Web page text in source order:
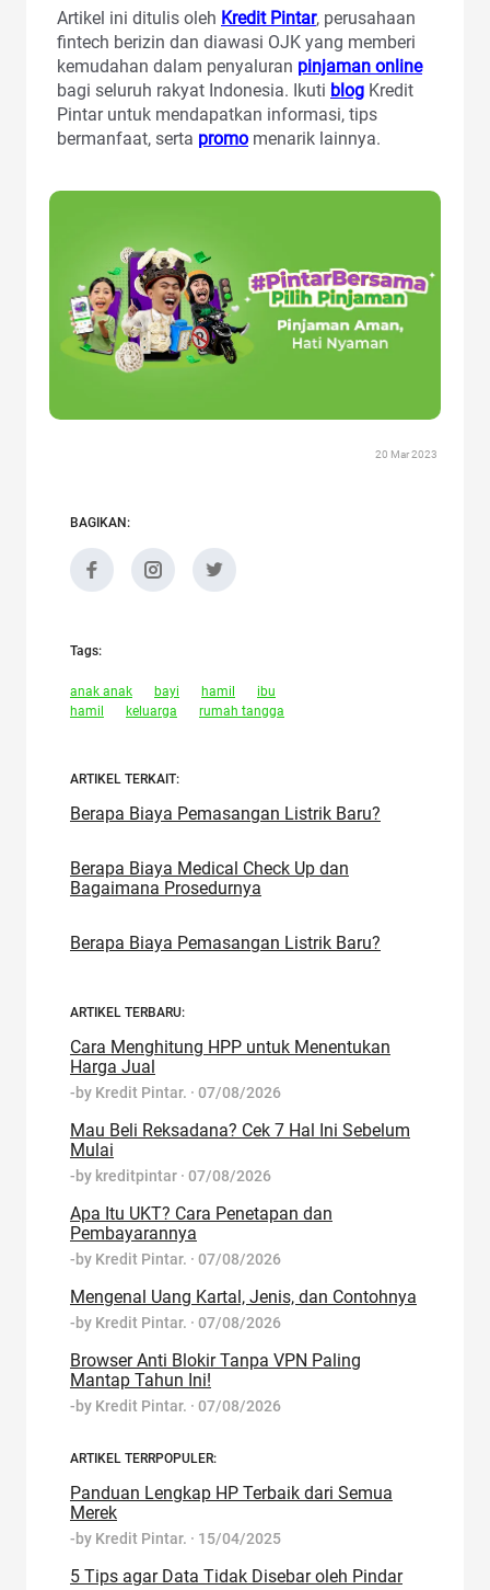
Artikel ini ditulis oleh Kredit Pintar, perusahaan
fintech berizin dan diawasi OJK yang memberi
kemudahan dalam penyaluran pinjaman online
bagi seluruh rakyat Indonesia. Ikuti blog Kredit
Pintar untuk mendapatkan informasi, tips
bermanfaat, serta promo menarik lainnya.
20 Mar 2023
BAGIKAN:
Tags:
anak anak bayi hamil
ibu
hamil
keluarga rumah tangga
ARTIKEL TERKAIT:
Berapa Biaya Pemasangan Listrik Baru?
Berapa Biaya Medical Check Up dan
Bagaimana Prosedurnya
Berapa Biaya Pemasangan Listrik Baru?
ARTIKEL TERBARU:
Cara Menghitung HPP untuk Menentukan
Harga Jual
-by Kredit Pintar. · 07/08/2026
Mau Beli Reksadana? Cek 7 Hal Ini Sebelum
Mulai
-by kreditpintar · 07/08/2026
Apa Itu UKT? Cara Penetapan dan
Pembayarannya
-by Kredit Pintar. · 07/08/2026
Mengenal Uang Kartal, Jenis, dan Contohnya
-by Kredit Pintar. · 07/08/2026
Browser Anti Blokir Tanpa VPN Paling
Mantap Tahun Ini!
-by Kredit Pintar. · 07/08/2026
ARTIKEL TERRPOPULER:
Panduan Lengkap HP Terbaik dari Semua
Merek
-by Kredit Pintar. · 15/04/2025
5 Tips agar Data Tidak Disebar oleh Pindar